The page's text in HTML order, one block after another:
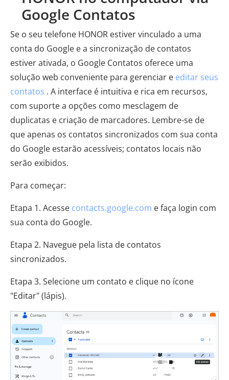
Google Contatos
Se o seu telefone HONOR estiver vinculado a uma
conta do Google e a sincronização de contatos
estiver ativada, o Google Contatos oferece uma
solução web conveniente para gerenciar e editar seus
contatos . A interface é intuitiva e rica em recursos,
com suporte a opções como mesclagem de
duplicatas e criação de marcadores. Lembre-se de
que apenas os contatos sincronizados com sua conta
do Google estarão acessíveis; contatos locais não
serão exibidos.
Para começar:
Etapa 1. Acesse contacts.google.com e faça login com
sua conta do Google.
Etapa 2. Navegue pela lista de contatos
sincronizados.
Etapa 3. Selecione um contato e clique no ícone
"Editar" (lápis).